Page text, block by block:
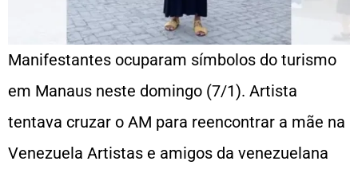
Manifestantes ocuparam símbolos do turismo
em Manaus neste domingo (7/1). Artista
tentava cruzar o AM para reencontrar a mãe na
Venezuela Artistas e amigos da venezuelana